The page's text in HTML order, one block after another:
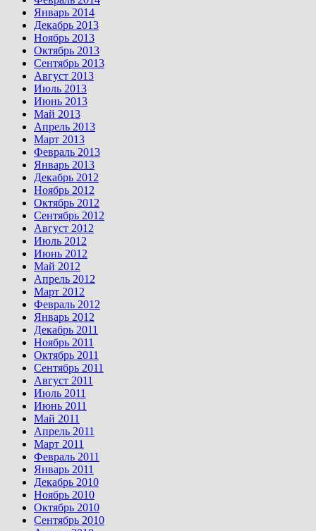
Январь 2014
Декабрь 2013
Ноябрь 2013
Октябрь 2013
Сентябрь 2013
Август 2013
Июль 2013
Июнь 2013
Май 2013
Апрель 2013
Март 2013
Февраль 2013
Январь 2013
Декабрь 2012
Ноябрь 2012
Октябрь 2012
Сентябрь 2012
Август 2012
Июль 2012
Июнь 2012
Май 2012
Апрель 2012
Март 2012
Февраль 2012
Январь 2012
Декабрь 2011
Ноябрь 2011
Октябрь 2011
Сентябрь 2011
Август 2011
Июль 2011
Июнь 2011
Май 2011
Апрель 2011
Март 2011
Февраль 2011
Январь 2011
Декабрь 2010
Ноябрь 2010
Октябрь 2010
Сентябрь 2010